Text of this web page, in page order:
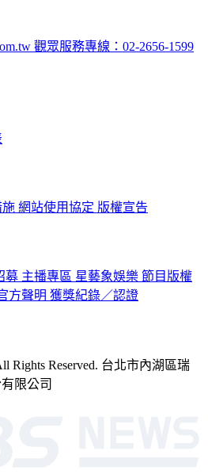
觀眾服務專線：02-2656-1599
施 網站使用協定 版權宣告
募 主播專區 星藝象娛樂 節目版權
方聲明 獲獎紀錄／認證
Rights Reserved. 台北市內湖區瑞
限公司